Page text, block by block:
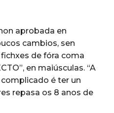
aprobada en
cambios, sen
de fóra coma
en maiúsculas. “A
é ter un
repasa os 8 anos de